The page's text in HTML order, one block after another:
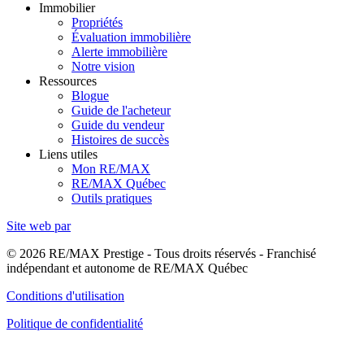
Immobilier
Propriétés
Évaluation immobilière
Alerte immobilière
Notre vision
Ressources
Blogue
Guide de l'acheteur
Guide du vendeur
Histoires de succès
Liens utiles
Mon RE/MAX
RE/MAX Québec
Outils pratiques
Site web par
© 2026 RE/MAX Prestige - Tous droits réservés - Franchisé
indépendant et autonome de RE/MAX Québec
Conditions d'utilisation
Politique de confidentialité